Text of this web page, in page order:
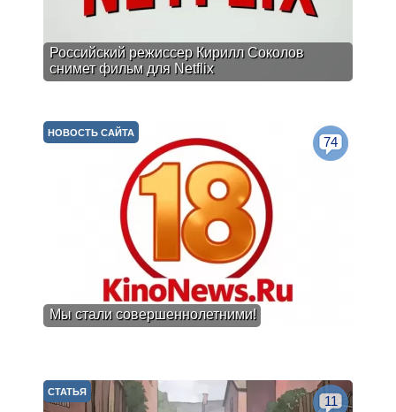
Российский режиссер Кирилл Соколов
снимет фильм для Netflix
Мы стали совершеннолетними!
НОВОСТЬ САЙТА
74
СТАТЬЯ
11